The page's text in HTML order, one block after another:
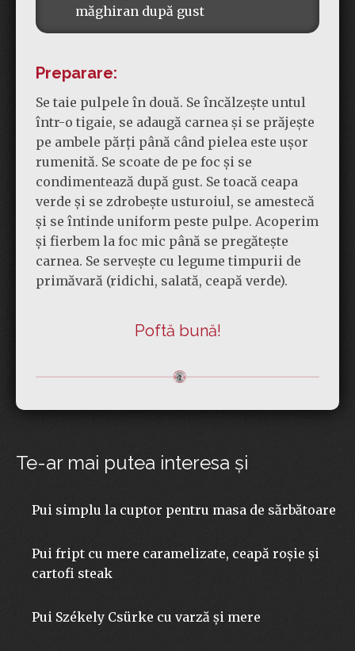
măghiran după gust
Preparare:
Se taie pulpele în două. Se încălzește untul
într-o tigaie, se adaugă carnea și se prăjește
pe ambele părți până când pielea este ușor
rumenită. Se scoate de pe foc și se
condimentează după gust. Se toacă ceapa
verde și se zdrobește usturoiul, se amestecă
și se întinde uniform peste pulpe. Acoperim
și fierbem la foc mic până se pregătește
carnea. Se servește cu legume timpurii de
primăvară (ridichi, salată, ceapă verde).
Poftă bună!
Te-ar mai putea interesa şi
Pui simplu la cuptor pentru masa de sărbătoare
Pui fript cu mere caramelizate, ceapă roșie și
cartofi steak
Pui Székely Csürke cu varză și mere